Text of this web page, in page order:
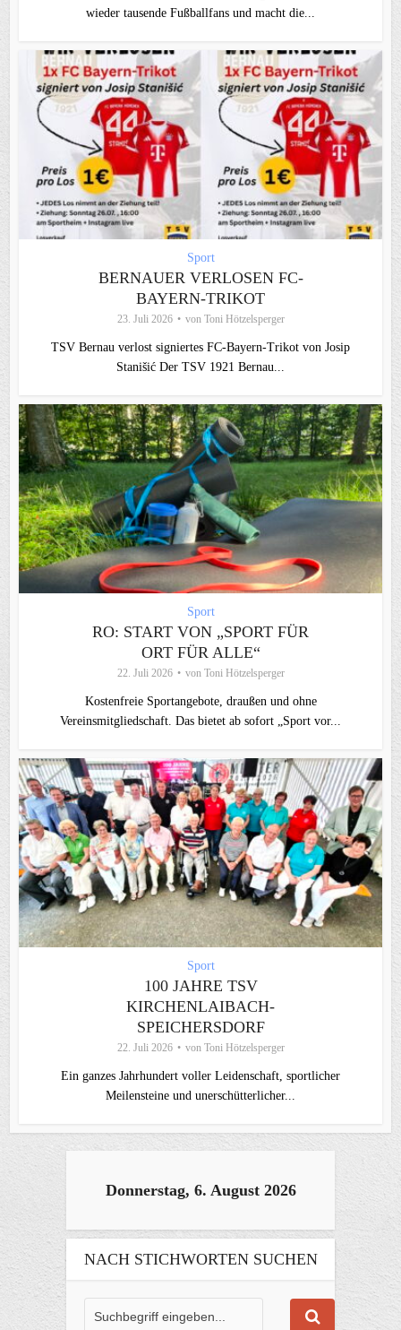
wieder tausende Fußballfans und macht die...
Sport
BERNAUER VERLOSEN FC-
BAYERN-TRIKOT
23. Juli 2026 von Toni Hötzelsperger
TSV Bernau verlost signiertes FC‑Bayern‑Trikot von Josip
Stanišić Der TSV 1921 Bernau...
Sport
RO: START VON „SPORT FÜR
ORT FÜR ALLE“
22. Juli 2026 von Toni Hötzelsperger
Kostenfreie Sportangebote, draußen und ohne
Vereinsmitgliedschaft. Das bietet ab sofort „Sport vor...
Sport
100 JAHRE TSV
KIRCHENLAIBACH-
SPEICHERSDORF
22. Juli 2026 von Toni Hötzelsperger
Ein ganzes Jahrhundert voller Leidenschaft, sportlicher
Meilensteine und unerschütterlicher...
Donnerstag, 6. August 2026
NACH STICHWORTEN SUCHEN